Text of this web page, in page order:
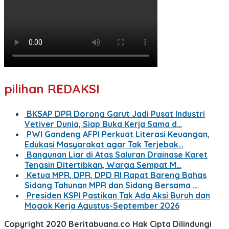
pilihan REDAKSI
BKSAP DPR Dorong Garut Jadi Pusat Industri
Vetiver Dunia, Siap Buka Kerja Sama d…
PWI Gandeng AFPI Perkuat Literasi Keuangan,
Edukasi Masyarakat agar Tak Terjebak…
Bangunan Liar di Atas Saluran Drainase Karet
Tengsin Ditertibkan, Warga Sempat M…
Ketua MPR, DPR, DPD RI Rapat Bareng Bahas
Sidang Tahunan MPR dan Sidang Bersama …
Presiden KSPI Pastikan Tak Ada Aksi Buruh dan
Mogok Kerja Agustus-September 2026
Copyright 2020 Beritabuana.co Hak Cipta Dilindungi